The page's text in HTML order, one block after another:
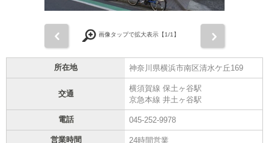
画像タップで拡大表示【1/1】
所在地 神奈川県横浜市南区清水ケ丘169
交通
横須賀線 保土ヶ谷駅
京急本線 井土ヶ谷駅
電話 045-252-9978
営業時間 24時間営業